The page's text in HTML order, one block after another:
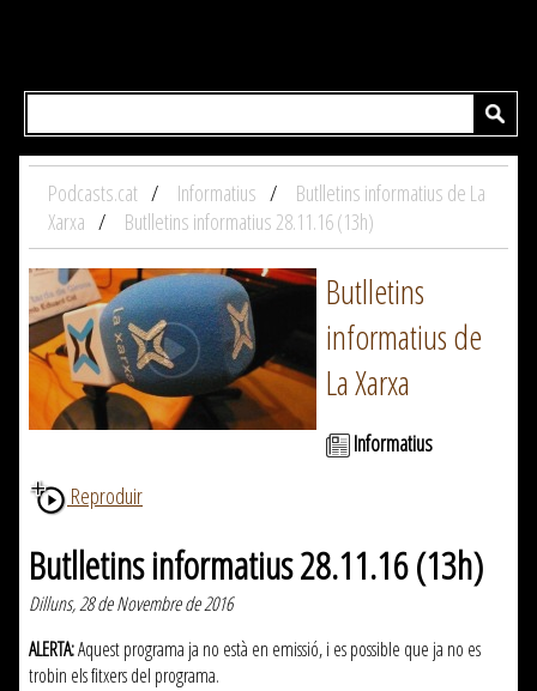
Podcasts.cat Informatius
Butlletins informatius de La
Xarxa
Butlletins informatius 28.11.16 (13h)
Butlletins
informatius de
La Xarxa
Informatius
Reproduir
Butlletins informatius 28.11.16 (13h)
Dilluns, 28 de Novembre de 2016
ALERTA:Aquest programa ja no està en emissió, i es possible que ja no es
trobin els fitxers del programa.